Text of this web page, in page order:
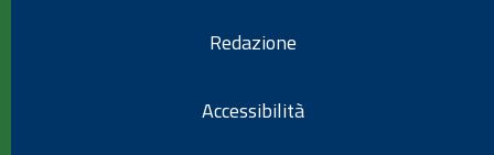
Redazione
Accessibilità